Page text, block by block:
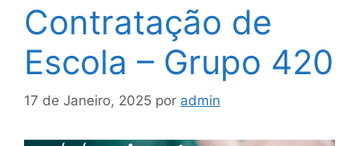
Contratação de
Escola – Grupo 420
17 de Janeiro, 2025 por admin